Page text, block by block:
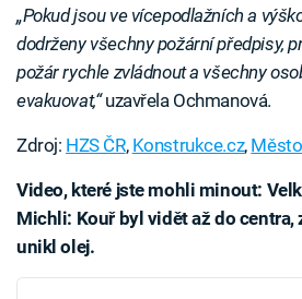
„Pokud jsou ve vícepodlažních a
dodrženy všechny požární předpisy,
požár rychle zvládnout a všechny
evakuovat,“uzavřela Ochmanová.
Zdroj: HZS ČR, Konstrukce.cz,
Video, které jste mohli minout:
Michli: Kouř byl vidět až do centra,
unikl olej.